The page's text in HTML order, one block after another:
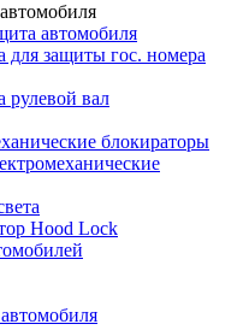
автомобиля
для защиты гос. номера
рулевой вал
блокираторы
Hood Lock